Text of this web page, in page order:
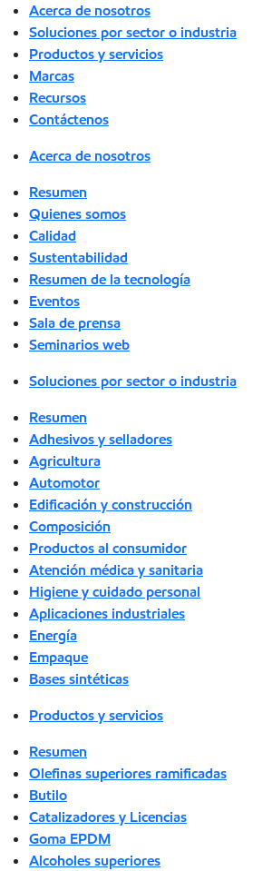
Acerca de nosotros
Soluciones por sector o industria
Productos y servicios
Marcas
Recursos
Contáctenos
Acerca de nosotros
Resumen
Quienes somos
Calidad
Sustentabilidad
Resumen de la tecnología
Eventos
Sala de prensa
Seminarios web
Soluciones por sector o industria
Resumen
Adhesivos y selladores
Agricultura
Automotor
Edificación y construcción
Composición
Productos al consumidor
Atención médica y sanitaria
Higiene y cuidado personal
Aplicaciones industriales
Energía
Empaque
Bases sintéticas
Productos y servicios
Resumen
Olefinas superiores ramificadas
Butilo
Catalizadores y Licencias
Goma EPDM
Alcoholes superiores